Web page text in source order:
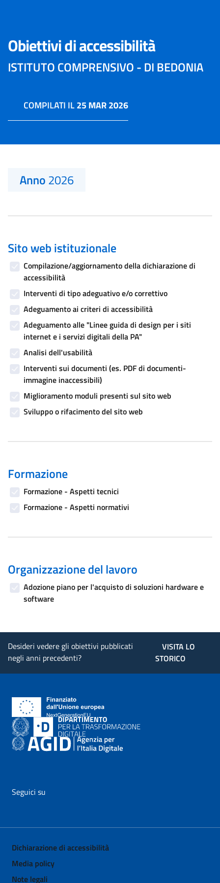
Obiettivi di accessibilità
ISTITUTO COMPRENSIVO - DI BEDONIA
COMPILATI IL25 MAR 2026
Anno2026
Sito web istituzionale
Compilazione/aggiornamento della dichiarazione di
accessibilità
Interventi di tipo adeguativo e/o correttivo
Adeguamento ai criteri di accessibilità
Adeguamento alle "Linee guida di design per i siti
internet e i servizi digitali della PA"
Analisi dell'usabilità
Interventi sui documenti (es. PDF di documenti-
immagine inaccessibili)
Miglioramento moduli presenti sul sito web
Sviluppo o rifacimento del sito web
Formazione
Formazione - Aspetti tecnici
Formazione - Aspetti normativi
Organizzazione del lavoro
Adozione piano per l'acquisto di soluzioni hardware e
software
Desideri vedere gli obiettivi pubblicati
negli anni precedenti?
VISITA LO
STORICO
Seguici su
Dichiarazione di accessibilità
Media policy
Note legali